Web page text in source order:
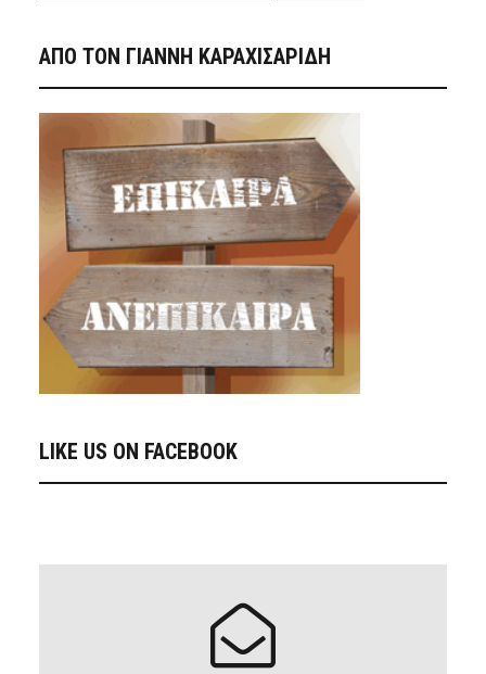
ΑΠΟ ΤΟΝ ΓΙΑΝΝΗ ΚΑΡΑΧΙΣΑΡΙΔΗ
LIKE US ON FACEBOOK